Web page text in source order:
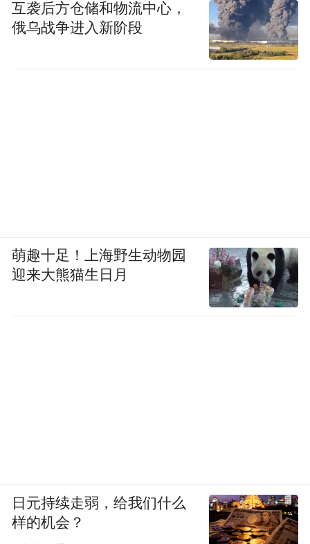
互袭后方仓储和物流中心，
俄乌战争进入新阶段
萌趣十足！上海野生动物园
迎来大熊猫生日月
日元持续走弱，给我们什么
样的机会？